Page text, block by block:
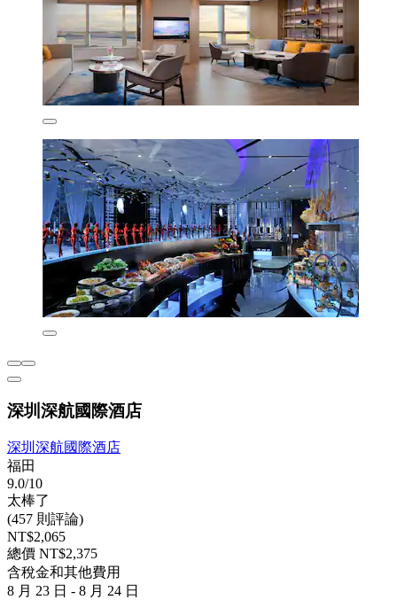
深圳深航國際酒店
深圳深航國際酒店
福田
9.0/10
太棒了
(457 則評論)
NT$2,065
總價 NT$2,375
含稅金和其他費用
8 月 23 日 - 8 月 24 日